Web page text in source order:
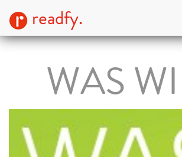
readfy.
WAS